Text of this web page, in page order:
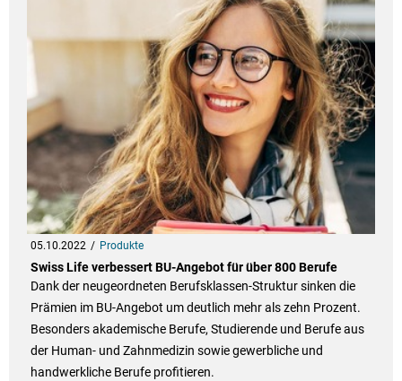
05.10.2022 Produkte
Swiss Life verbessert BU-Angebot für über 800 Berufe
Dank der neugeordneten Berufsklassen-Struktur sinken die
Prämien im BU-Angebot um deutlich mehr als zehn Prozent.
Besonders akademische Berufe, Studierende und Berufe aus
der Human- und Zahnmedizin sowie gewerbliche und
handwerkliche Berufe profitieren.